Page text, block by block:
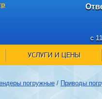
с
УСЛУГИ И ЦЕНЫ
погружные / Приводы